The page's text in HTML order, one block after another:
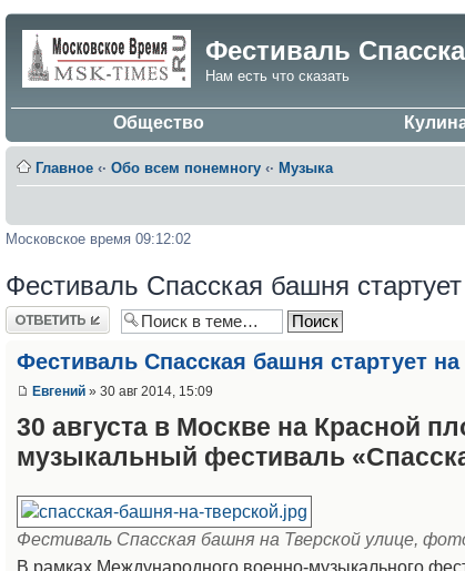
Фестиваль
Нам есть что сказать
Общество
Главное ‹· Обо всем понемногу ‹· Музыка
Московское время 09:12:02
Фестиваль Спасская башня
Ответить
Фестиваль Спасская башня стартует
Евгений » 30 авг 2014, 15:09
30 августа в Москве на Красной
музыкальный фестиваль
Фестиваль Спасская башня на Тверской улице,
В рамках Международного военно-музыкального